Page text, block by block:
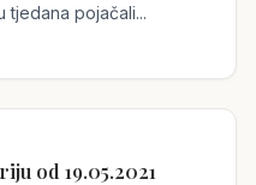
tjedana pojačali...
od 19.05.2021